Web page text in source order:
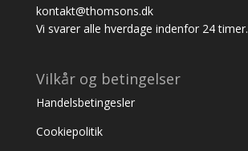
kontakt@thomsons.dk
Vi svarer alle hverdage indenfor 24 timer.
Vilkår og betingelser
Handelsbetingesler
Cookiepolitik